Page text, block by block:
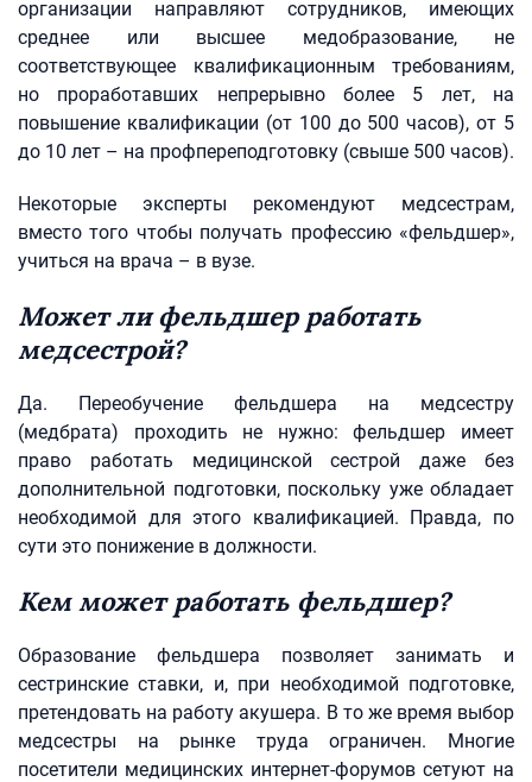
организации направляют сотрудников, имеющих
среднее или высшее медобразование, не
соответствующее квалификационным требованиям,
но проработавших непрерывно более 5 лет, на
повышение квалификации (от 100 до 500 часов), от 5
до 10 лет – на профпереподготовку (свыше 500 часов).
Некоторые эксперты рекомендуют медсестрам,
вместо того чтобы получать профессию «фельдшер»,
учиться на врача – в вузе.
Может ли фельдшер работать
медсестрой?
Да. Переобучение фельдшера на медсестру
(медбрата) проходить не нужно: фельдшер имеет
право работать медицинской сестрой даже без
дополнительной подготовки, поскольку уже обладает
необходимой для этого квалификацией. Правда, по
сути это понижение в должности.
Кем может работать фельдшер?
Образование фельдшера позволяет занимать и
сестринские ставки, и, при необходимой подготовке,
претендовать на работу акушера. В то же время выбор
медсестры на рынке труда ограничен. Многие
посетители медицинских интернет-форумов сетуют на